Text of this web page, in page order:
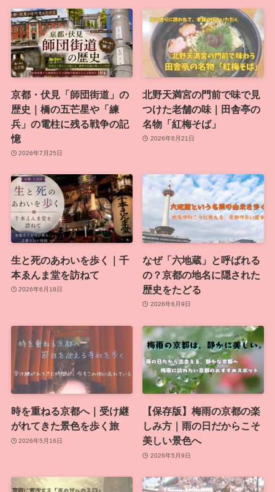
京都・伏見「師団街道」の
歴史｜橋の五芒星や「練
兵」の電柱に残る戦争の記
憶
2026年7月25日
北野天満宮の門前で味で見
つけた老舗の味｜田舎亭の
名物「紅梅そば」
2026年6月21日
生と死のあわいを歩く｜千
本ゑんま堂を訪ねて
2026年6月18日
なぜ「六地蔵」と呼ばれる
の？京都の地名に隠された
歴史をたどる
2026年6月9日
時を重ねる京都へ｜受け継
がれてきた景色を歩く旅
2026年5月16日
【保存版】梅雨の京都の楽
しみ方｜雨の日だからこそ
美しい景色へ
2026年5月9日